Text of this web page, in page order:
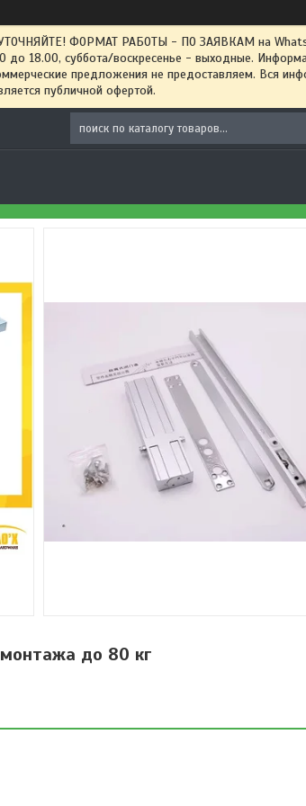
ФОРМАТ РАБОТЫ - ПО ЗАЯВКАМ на
18.00, суббота/воскресенье - выходные.
предложения не предоставляем. Вся
публичной офертой.
до 80 кг